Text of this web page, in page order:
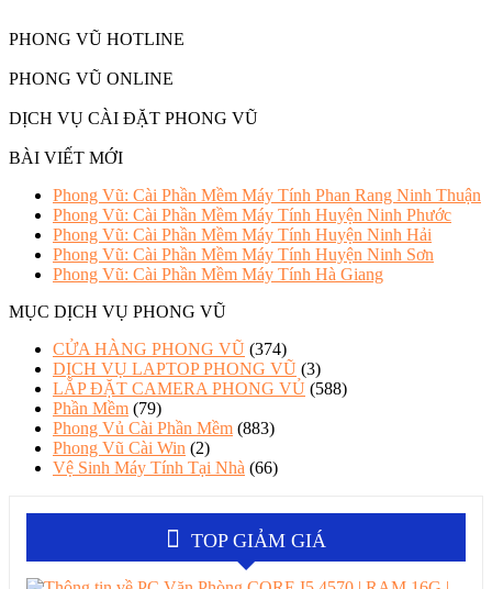
PHONG VŨ HOTLINE
PHONG VŨ ONLINE
DỊCH VỤ CÀI ĐẶT PHONG VŨ
BÀI VIẾT MỚI
Phong Vũ: Cài Phần Mềm Máy Tính Phan Rang Ninh Thuận
Phong Vũ: Cài Phần Mềm Máy Tính Huyện Ninh Phước
Phong Vũ: Cài Phần Mềm Máy Tính Huyện Ninh Hải
Phong Vũ: Cài Phần Mềm Máy Tính Huyện Ninh Sơn
Phong Vũ: Cài Phần Mềm Máy Tính Hà Giang
MỤC DỊCH VỤ PHONG VŨ
CỬA HÀNG PHONG VŨ (374)
DỊCH VỤ LAPTOP PHONG VŨ (3)
LẮP ĐẶT CAMERA PHONG VỦ (588)
Phần Mềm (79)
Phong Vủ Cài Phần Mềm (883)
Phong Vũ Cài Win (2)
Vệ Sinh Máy Tính Tại Nhà (66)
TOP GIẢM GIÁ